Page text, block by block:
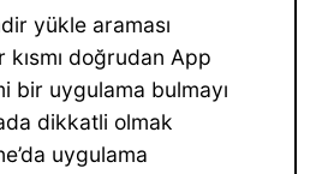
yükle araması
kısmı doğrudan App
bir uygulama bulmayı
dikkatli olmak
uygulama